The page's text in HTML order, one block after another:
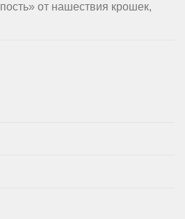
от нашествия крошек,